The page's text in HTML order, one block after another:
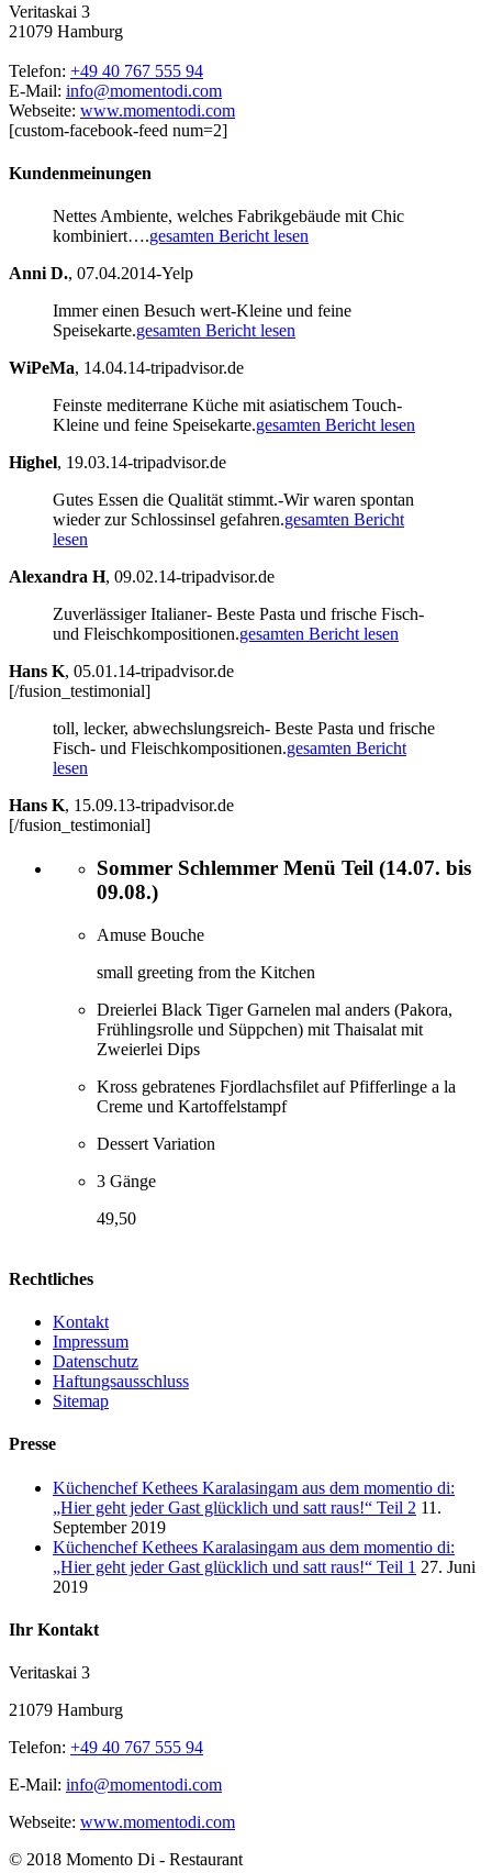
Veritaskai 3
21079 Hamburg
Telefon: +49 40 767 555 94
E-Mail: info@momentodi.com
Webseite: www.momentodi.com
[custom-facebook-feed num=2]
Kundenmeinungen
Nettes Ambiente, welches Fabrikgebäude mit Chic
kombiniert….gesamten Bericht lesen
Anni D., 07.04.2014-Yelp
Immer einen Besuch wert-Kleine und feine
Speisekarte.gesamten Bericht lesen
WiPeMa, 14.04.14-tripadvisor.de
Feinste mediterrane Küche mit asiatischem Touch-
Kleine und feine Speisekarte.gesamten Bericht lesen
Highel, 19.03.14-tripadvisor.de
Gutes Essen die Qualität stimmt.-Wir waren spontan
wieder zur Schlossinsel gefahren.gesamten Bericht
lesen
Alexandra H, 09.02.14-tripadvisor.de
Zuverlässiger Italianer- Beste Pasta und frische Fisch-
und Fleischkompositionen.gesamten Bericht lesen
Hans K, 05.01.14-tripadvisor.de
[/fusion_testimonial]
toll, lecker, abwechslungsreich- Beste Pasta und frische
Fisch- und Fleischkompositionen.gesamten Bericht
lesen
Hans K, 15.09.13-tripadvisor.de
[/fusion_testimonial]
Sommer Schlemmer Menü Teil (14.07. bis
09.08.)
Amuse Bouche
small greeting from the Kitchen
Dreierlei Black Tiger Garnelen mal anders (Pakora,
Frühlingsrolle und Süppchen) mit Thaisalat mit
Zweierlei Dips
Kross gebratenes Fjordlachsfilet auf Pfifferlinge a la
Creme und Kartoffelstampf
Dessert Variation
3 Gänge
49,50
Rechtliches
Kontakt
Impressum
Datenschutz
Haftungsausschluss
Sitemap
Presse
Küchenchef Kethees Karalasingam aus dem momentio di:
„Hier geht jeder Gast glücklich und satt raus!“ Teil 2 11.
September 2019
Küchenchef Kethees Karalasingam aus dem momentio di:
„Hier geht jeder Gast glücklich und satt raus!“ Teil 1 27. Juni
2019
Ihr Kontakt
Veritaskai 3
21079 Hamburg
Telefon: +49 40 767 555 94
E-Mail: info@momentodi.com
Webseite: www.momentodi.com
© 2018 Momento Di - Restaurant